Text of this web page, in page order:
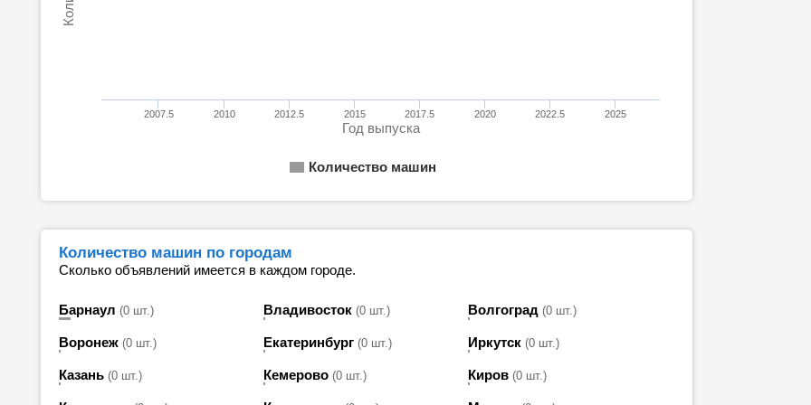
Год выпуска
Количество машин
2007.5 2010 2012.5 2015 2017.5 2020 2022.5 2025
Количество машин по городам
Сколько объявлений имеется в каждом городе.
Барнаул (0 шт.) Владивосток (0 шт.) Волгоград (0 шт.)
Воронеж (0 шт.) Екатеринбург (0 шт.) Иркутск (0 шт.)
Казань (0 шт.) Кемерово (0 шт.) Киров (0 шт.)